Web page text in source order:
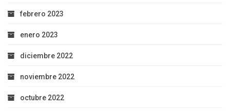
febrero 2023
enero 2023
diciembre 2022
noviembre 2022
octubre 2022